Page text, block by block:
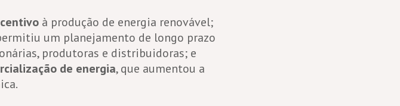
à produção de energia renovável;
um planejamento de longo prazo
produtoras e distribuidoras; e
de energia, que aumentou a